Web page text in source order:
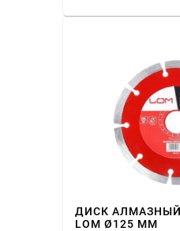
ДИСК
LOM Ø125 ММ